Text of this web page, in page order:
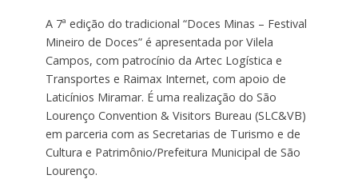
A 7ª edição do tradicional “Doces Minas – Festival
Mineiro de Doces” é apresentada por Vilela
Campos, com patrocínio da Artec Logística e
Transportes e Raimax Internet, com apoio de
Laticínios Miramar. É uma realização do São
Lourenço Convention & Visitors Bureau (SLC&VB)
em parceria com as Secretarias de Turismo e de
Cultura e Patrimônio/Prefeitura Municipal de São
Lourenço.